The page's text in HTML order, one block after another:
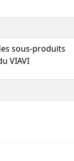
sous-produits
VIAVI